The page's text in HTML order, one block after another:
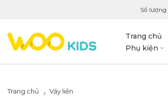
Số lượng
Trang chủ
Phụ kiện
Trang chủ Váy liền